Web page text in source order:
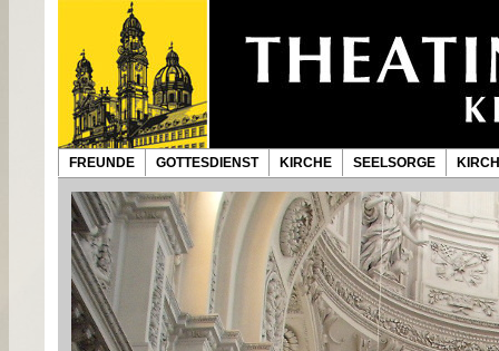
FREUNDE GOTTESDIENST KIRCHE SEELSORGE